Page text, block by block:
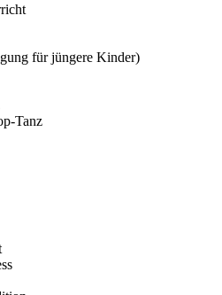
für jüngere Kinder)
Tanz